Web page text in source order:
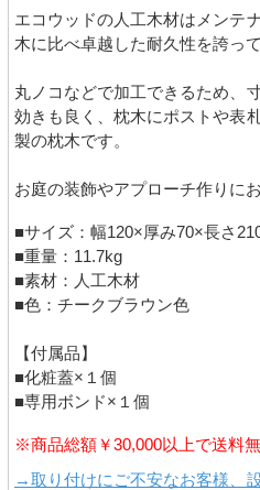
エコウッドの人工木材はメンテ
木に比べ卓越した耐久性を誇っ
丸ノコなどで加工できるため、
効きも良く、枕木にポストや表
製の枕木です。
お庭の装飾やアプローチ作りに
■サイズ：幅120×厚み70×長さ
■重量：11.7kg
■素材：人工木材
■色：チークブラウン色
【付属品】
■化粧蓋×１個
■専用ボンド×１個
※商品総額￥30,000以上で送料
→取り付けにご不安なお客様、